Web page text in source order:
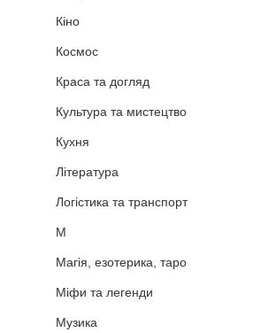
Кіно
Космос
Краса та догляд
Культура та мистецтво
Кухня
Література
Логістика та транспорт
М
Магія, езотерика, таро
Міфи та легенди
Музика